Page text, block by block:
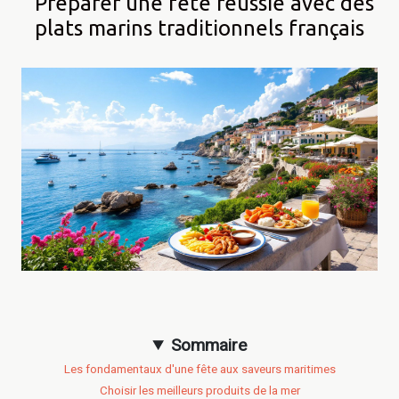
plats marins traditionnels français
Sommaire
Les fondamentaux d'une fête aux saveurs maritimes
Choisir les meilleurs produits de la mer